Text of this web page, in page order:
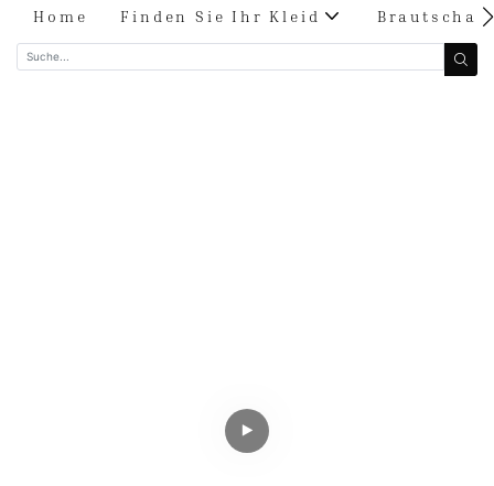
Home Finden Sie Ihr Kleid Brautschau